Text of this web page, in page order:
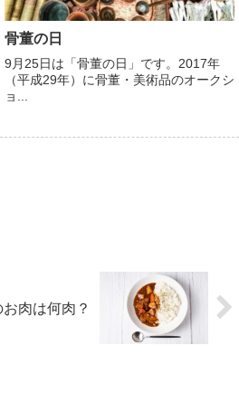
骨董の日
9月25日は「骨董の日」です。2017年
（平成29年）に骨董・美術品のオークシ
ョ...
肉は何肉？